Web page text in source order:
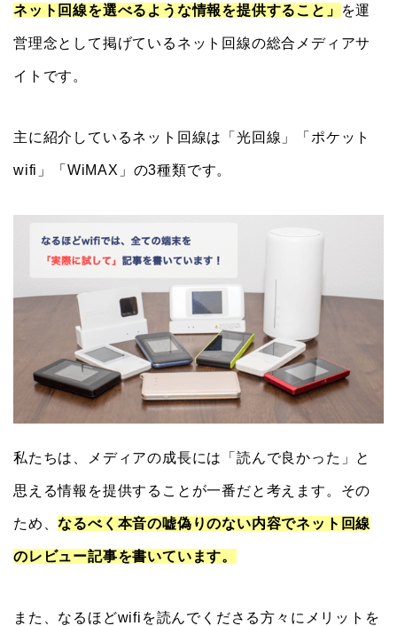
ネット回線を選べるような情報を提供すること」 を運
営理念として掲げているネット回線の総合メディアサ
イトです。
主に紹介しているネット回線は「光回線」「ポケット
wifi」「WiMAX」の3種類です。
私たちは、メディアの成長には「読んで良かった」と
思える情報を提供することが一番だと考えます。その
ため、なるべく本音の嘘偽りのない内容でネット回線
のレビュー記事を書いています。
また、なるほどwifiを読んでくださる方々にメリットを